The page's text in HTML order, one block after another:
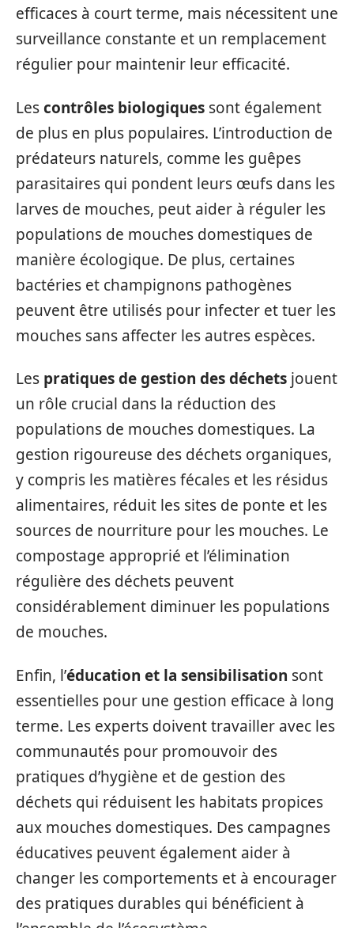
efficaces à court terme, mais nécessitent une
surveillance constante et un remplacement
régulier pour maintenir leur efficacité.
Lescontrôles biologiques sont également
de plus en plus populaires. L’introduction de
prédateurs naturels, comme les guêpes
parasitaires qui pondent leurs œufs dans les
larves de mouches, peut aider à réguler les
populations de mouches domestiques de
manière écologique. De plus, certaines
bactéries et champignons pathogènes
peuvent être utilisés pour infecter et tuer les
mouches sans affecter les autres espèces.
Les pratiques de gestion des déchets jouent
un rôle crucial dans la réduction des
populations de mouches domestiques. La
gestion rigoureuse des déchets organiques,
y compris les matières fécales et les résidus
alimentaires, réduit les sites de ponte et les
sources de nourriture pour les mouches. Le
compostage approprié et l’élimination
régulière des déchets peuvent
considérablement diminuer les populations
de mouches.
Enfin, l’éducation et la sensibilisation sont
essentielles pour une gestion efficace à long
terme. Les experts doivent travailler avec les
communautés pour promouvoir des
pratiques d’hygiène et de gestion des
déchets qui réduisent les habitats propices
aux mouches domestiques. Des campagnes
éducatives peuvent également aider à
changer les comportements et à encourager
des pratiques durables qui bénéficient à